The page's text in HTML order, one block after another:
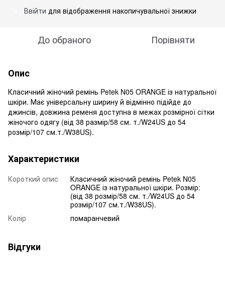
Ввійти для відображення накопичувальної знижки
До обраного Порівняти
Опис
Класичний жіночий ремінь Petek N05 ORANGE із натуральної
шкіри. Має універсальну ширину й відмінно підійде до
джинсів, довжина ременя доступна в межах розмірної сітки
жіночого одягу (від 38 размір/58 см. т./W24US до 54
розмір/107 см.т./W38US).
Характеристики
Короткий опис
Класичний жіночий ремінь Petek N05
ORANGE із натуральної шкіри. Розмір:
(від 38 розмір/58 см. т./W24US до 54
розмір/107 см.т./W38US).
Колір
помаранчевий
Відгуки